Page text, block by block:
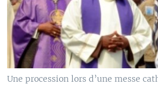
Une procession lors d’une messe